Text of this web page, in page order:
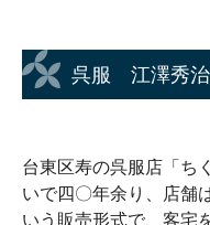
呉服 江澤秀治
台東区寿の呉服店「ち
いで四〇年余り、店舗
いう販売形式で、客宅